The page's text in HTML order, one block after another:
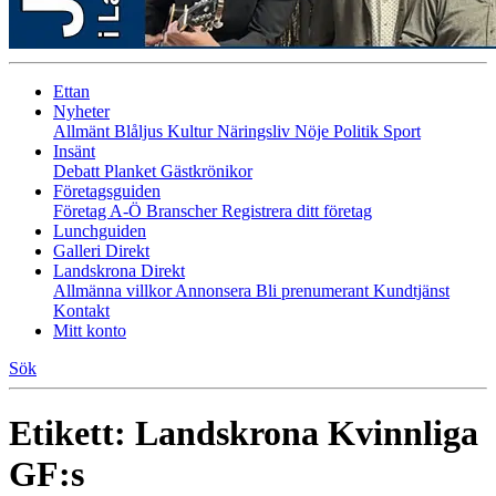
Ettan
Nyheter
Allmänt Blåljus KulturNäringsliv Nöje Politik Sport
Insänt
Debatt Planket Gästkrönikor
Företagsguiden
Företag A-Ö BranscherRegistrera ditt företag
Lunchguiden
Galleri Direkt
Landskrona Direkt
Allmänna villkorAnnonsera Bli prenumerant Kundtjänst
Kontakt
Mitt konto
Sök
Etikett: Landskrona Kvinnliga
GF:s